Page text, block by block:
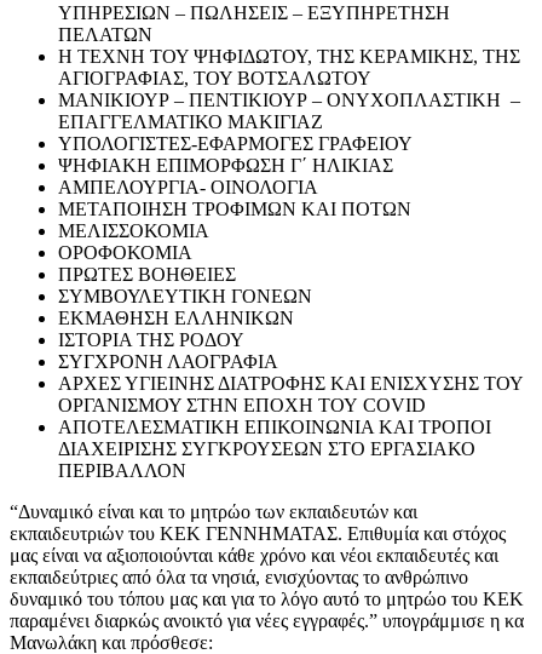
ΥΠΗΡΕΣΙΩΝ – ΠΩΛΗΣΕΙΣ – ΕΞΥΠΗΡΕΤΗΣΗ
ΠΕΛΑΤΩΝ
Η ΤΕΧΝΗ ΤΟΥ ΨΗΦΙΔΩΤΟΥ, ΤΗΣ ΚΕΡΑΜΙΚΗΣ, ΤΗΣ
ΑΓΙΟΓΡΑΦΙΑΣ, ΤΟΥ ΒΟΤΣΑΛΩΤΟΥ
ΜΑΝΙΚΙΟΥΡ – ΠΕΝΤΙΚΙΟΥΡ – ΟΝΥΧΟΠΛΑΣΤΙΚΗ –
ΕΠΑΓΓΕΛΜΑΤΙΚΟ ΜΑΚΙΓΙΑΖ
ΥΠΟΛΟΓΙΣΤΕΣ-ΕΦΑΡΜΟΓΕΣ ΓΡΑΦΕΙΟΥ
ΨΗΦΙΑΚΗ ΕΠΙΜΟΡΦΩΣΗ Γ΄ ΗΛΙΚΙΑΣ
ΑΜΠΕΛΟΥΡΓΙΑ- ΟΙΝΟΛΟΓΙΑ
ΜΕΤΑΠΟΙΗΣΗ ΤΡΟΦΙΜΩΝ ΚΑΙ ΠΟΤΩΝ
ΜΕΛΙΣΣΟΚΟΜΙΑ
ΟΡΟΦΟΚΟΜΙΑ
ΠΡΩΤΕΣ ΒΟΗΘΕΙΕΣ
ΣΥΜΒΟΥΛΕΥΤΙΚΗ ΓΟΝΕΩΝ
ΕΚΜΑΘΗΣΗ ΕΛΛΗΝΙΚΩΝ
ΙΣΤΟΡΙΑ ΤΗΣ ΡΟΔΟΥ
ΣΥΓΧΡΟΝΗ ΛΑΟΓΡΑΦΙΑ
ΑΡΧΕΣ ΥΓΙΕΙΝΗΣ ΔΙΑΤΡΟΦΗΣ ΚΑΙ ΕΝΙΣΧΥΣΗΣ ΤΟΥ
ΟΡΓΑΝΙΣΜΟΥ ΣΤΗΝ ΕΠΟΧΗ ΤΟΥ COVID
ΑΠΟΤΕΛΕΣΜΑΤΙΚΗ ΕΠΙΚΟΙΝΩΝΙΑ ΚΑΙ ΤΡΟΠΟΙ
ΔΙΑΧΕΙΡΙΣΗΣ ΣΥΓΚΡΟΥΣΕΩΝ ΣΤΟ ΕΡΓΑΣΙΑΚΟ
ΠΕΡΙΒΑΛΛΟΝ
“Δυναμικό είναι και το μητρώο των εκπαιδευτών και
εκπαιδευτριών του ΚΕΚ ΓΕΝΝΗΜΑΤΑΣ. Επιθυμία και στόχος
μας είναι να αξιοποιούνται κάθε χρόνο και νέοι εκπαιδευτές και
εκπαιδεύτριες από όλα τα νησιά, ενισχύοντας το ανθρώπινο
δυναμικό του τόπου μας και για το λόγο αυτό το μητρώο του ΚΕΚ
παραμένει διαρκώς ανοικτό για νέες εγγραφές.” υπογράμμισε η κα
Μανωλάκη και πρόσθεσε: